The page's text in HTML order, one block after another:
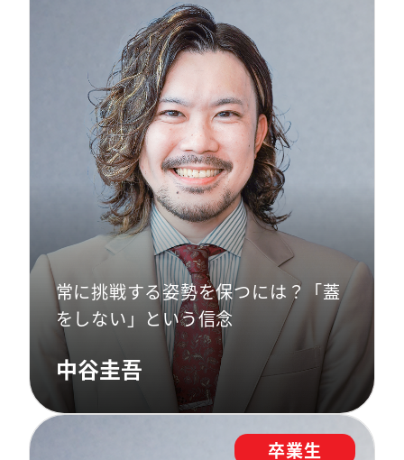
常に挑戦する姿勢を保つには？「蓋
をしない」という信念
中谷圭吾
卒業生